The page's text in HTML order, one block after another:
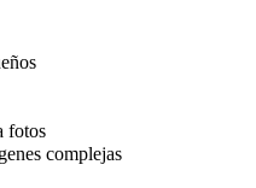
fotos
complejas